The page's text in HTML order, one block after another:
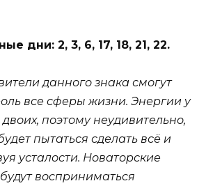
дни: 2, 3, 6, 17, 18, 21, 22.
данного знака смогут
все сферы жизни. Энергии у
поэтому неудивительно,
пытаться сделать всё и
усталости. Новаторские
восприниматься